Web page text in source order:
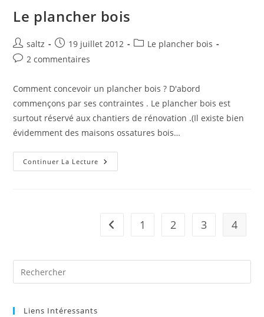
Le plancher bois
Auteur/autrice
de
saltz
Publication
publiée :
19 juillet 2012
PostLe plancher bois
Commentaires
la
publication :
2 commentaires
Comment concevoir un plancher bois ? D'abord
commençons par ses contraintes . Le plancher bois est
surtout réservé aux chantiers de rénovation .(Il existe bien
évidemment des maisons ossatures bois…
Continuer La Lecture Le
Plancher
Go to the previous page
1 2 3 4
Liens Intéressants